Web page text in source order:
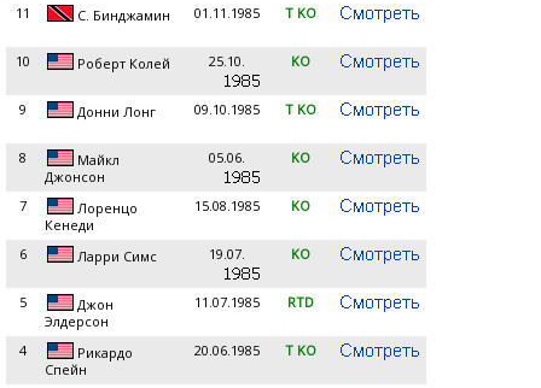
11 С. Бинджамин 01.11.1985 T KO
10 Роберт Колей 25.10. KO
9 Донни Лонг 09.10.1985 T KO
8
Майкл
Джонсон
05.06. KO
7
Лоренцо
Кенеди
15.08.1985 KO
6 Ларри Симс 19.07. KO
5
Джон
Элдерсон
11.07.1985 RTD
4
Рикардо
Спейн
20.06.1985 T KO